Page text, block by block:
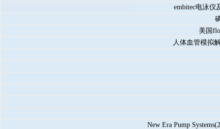
embitec电泳仪
美国
人体血管模拟
New Era Pump